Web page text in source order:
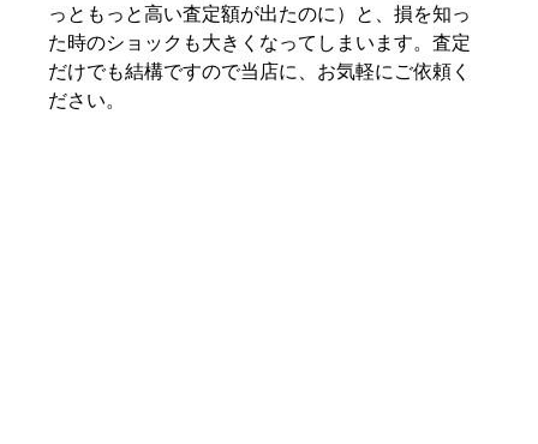
っともっと高い査定額が出たのに）と、損を知っ
た時のショックも大きくなってしまいます。査定
だけでも結構ですので当店に、お気軽にご依頼く
ださい。